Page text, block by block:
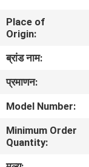
दिखाएँ
हमारे
बारे
में
कारखाना
भ्रमण
Place of
Origin:
ब्रांड नाम:
प्रमाणन:
Model Number:
Minimum Order
Quantity: